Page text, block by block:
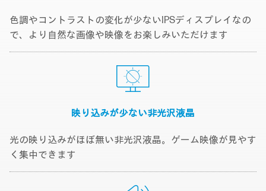
色調やコントラストの変化が少ないIPSディスプレイなの
で、より自然な画像や映像をお楽しみいただけます
映り込みが少ない非光沢液晶
光の映り込みがほぼ無い非光沢液晶。ゲーム映像が見やす
く集中できます